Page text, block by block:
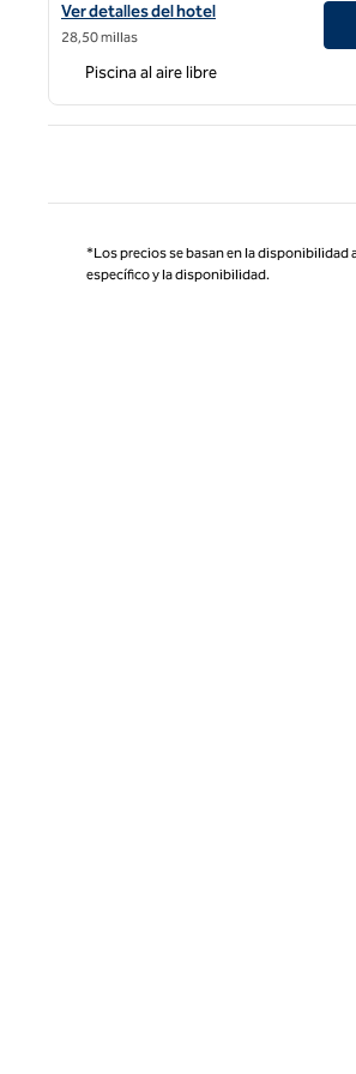
Ver detalles del hotel en Cape Rey
Ver detalles del hotel
28,50 millas
Piscina al aire libre
*Los precios se basan en la disponibilidad
específico y la disponibilidad.